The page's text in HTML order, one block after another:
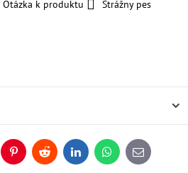
Otázka k produktu
Strážny pes
PinterestReddit LinkedInWhatsApp
E-
mail